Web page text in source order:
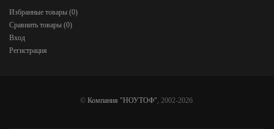
Избранные товары (0)
Сравнить товары (0)
Вход
Регистрация
© Компания "НОУТОФ", 2002-2026